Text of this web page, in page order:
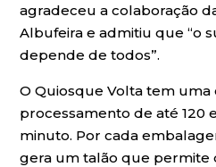
agradeceu a colaboração
Albufeira e admitiu que “o
depende de todos”.
O Quiosque Volta tem uma
processamento de até 120
minuto. Por cada
gera um talão que permite